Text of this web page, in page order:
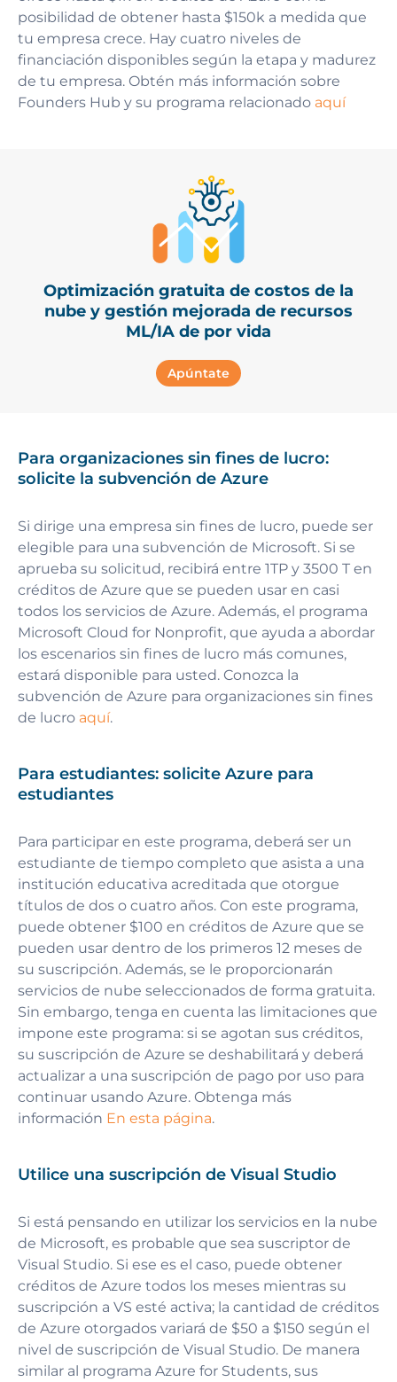
posibilidad de obtener hasta $150k a medida que
tu empresa crece. Hay cuatro niveles de
financiación disponibles según la etapa y madurez
de tu empresa. Obtén más información sobre
Founders Hub y su programa relacionado aquí
Optimización gratuita de costos de la
nube y gestión mejorada de recursos
ML/IA de por vida
Apúntate
Para organizaciones sin fines de lucro:
solicite la subvención de Azure
Si dirige una empresa sin fines de lucro, puede ser
elegible para una subvención de Microsoft. Si se
aprueba su solicitud, recibirá entre 1TP y 3500 T en
créditos de Azure que se pueden usar en casi
todos los servicios de Azure. Además, el programa
Microsoft Cloud for Nonprofit, que ayuda a abordar
los escenarios sin fines de lucro más comunes,
estará disponible para usted. Conozca la
subvención de Azure para organizaciones sin fines
de lucro aquí.
Para estudiantes: solicite Azure para
estudiantes
Para participar en este programa, deberá ser un
estudiante de tiempo completo que asista a una
institución educativa acreditada que otorgue
títulos de dos o cuatro años. Con este programa,
puede obtener $100 en créditos de Azure que se
pueden usar dentro de los primeros 12 meses de
su suscripción. Además, se le proporcionarán
servicios de nube seleccionados de forma gratuita.
Sin embargo, tenga en cuenta las limitaciones que
impone este programa: si se agotan sus créditos,
su suscripción de Azure se deshabilitará y deberá
actualizar a una suscripción de pago por uso para
continuar usando Azure. Obtenga más
información En esta página.
Utilice una suscripción de Visual Studio
Si está pensando en utilizar los servicios en la nube
de Microsoft, es probable que sea suscriptor de
Visual Studio. Si ese es el caso, puede obtener
créditos de Azure todos los meses mientras su
suscripción a VS esté activa; la cantidad de créditos
de Azure otorgados variará de $50 a $150 según el
nivel de suscripción de Visual Studio. De manera
similar al programa Azure for Students, sus